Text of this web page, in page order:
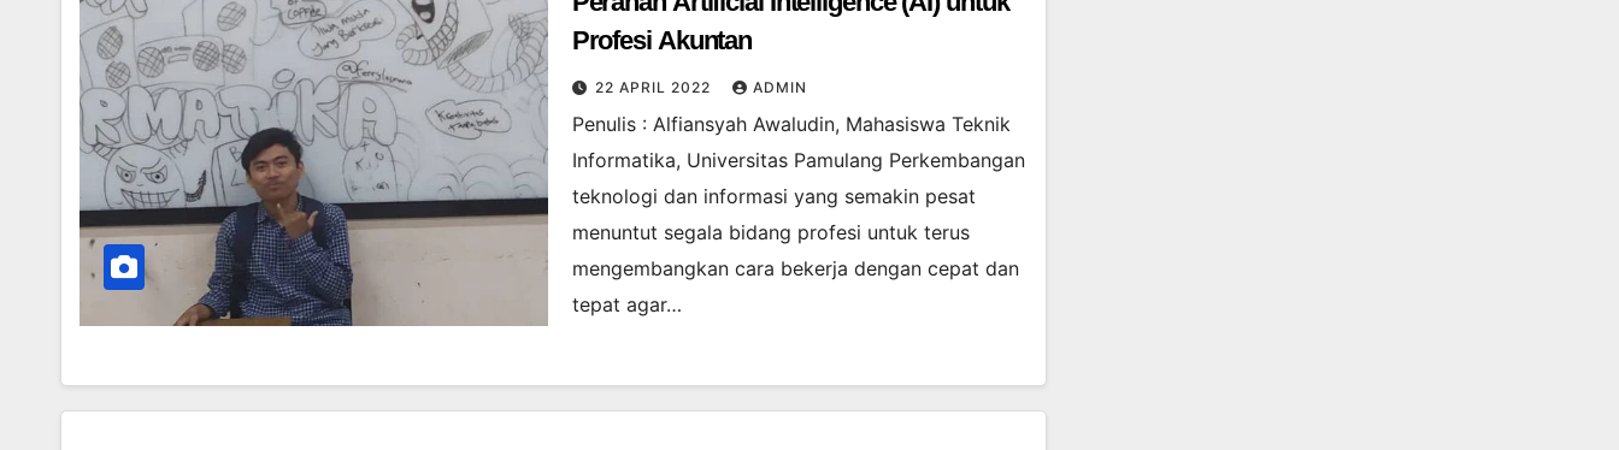
Profesi Akuntan
22 APRIL 2022 ADMIN
Penulis : Alfiansyah Awaludin, Mahasiswa Teknik
Informatika, Universitas Pamulang Perkembangan
teknologi dan informasi yang semakin pesat
menuntut segala bidang profesi untuk terus
mengembangkan cara bekerja dengan cepat dan
tepat agar…